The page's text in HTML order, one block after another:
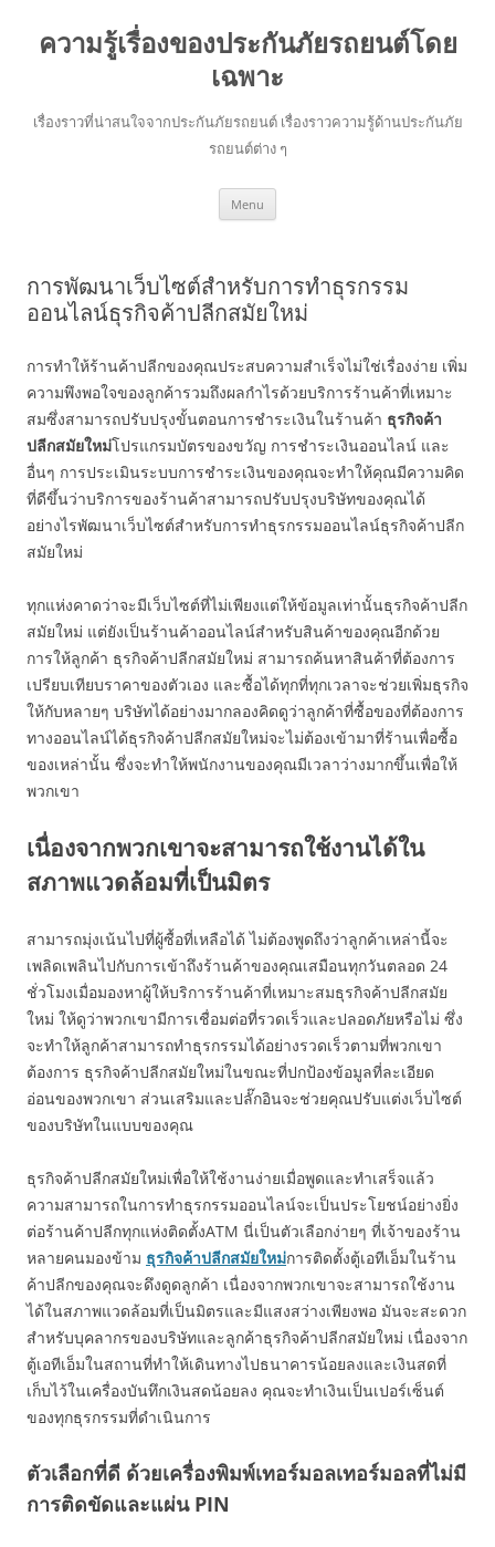
ความรู้เรื่องของประกันภัยรถยนต์โดย
เฉพาะ
เรื่องราวที่น่าสนใจจากประกันภัยรถยนต์ เรื่องราวความรู้ด้านประกันภัย
รถยนต์ต่าง ๆ
Menu
การพัฒนาเว็บไซต์สำหรับการทำธุรกรรม
ออนไลน์ธุรกิจค้าปลีกสมัยใหม่
การทำให้ร้านค้าปลีกของคุณประสบความสำเร็จไม่ใช่เรื่องง่าย เพิ่ม
ความพึงพอใจของลูกค้ารวมถึงผลกำไรด้วยบริการร้านค้าที่เหมาะ
สมซึ่งสามารถปรับปรุงขั้นตอนการชำระเงินในร้านค้า ธุรกิจค้า
ปลีกสมัยใหม่โปรแกรมบัตรของขวัญ การชำระเงินออนไลน์ และ
อื่นๆ การประเมินระบบการชำระเงินของคุณจะทำให้คุณมีความคิด
ที่ดีขึ้นว่าบริการของร้านค้าสามารถปรับปรุงบริษัทของคุณได้
อย่างไรพัฒนาเว็บไซต์สำหรับการทำธุรกรรมออนไลน์ธุรกิจค้าปลีก
สมัยใหม่
ทุกแห่งคาดว่าจะมีเว็บไซต์ที่ไม่เพียงแต่ให้ข้อมูลเท่านั้นธุรกิจค้าปลีก
สมัยใหม่ แต่ยังเป็นร้านค้าออนไลน์สำหรับสินค้าของคุณอีกด้วย
การให้ลูกค้า ธุรกิจค้าปลีกสมัยใหม่ สามารถค้นหาสินค้าที่ต้องการ
เปรียบเทียบราคาของตัวเอง และซื้อได้ทุกที่ทุกเวลาจะช่วยเพิ่มธุรกิจ
ให้กับหลายๆ บริษัทได้อย่างมากลองคิดดูว่าลูกค้าที่ซื้อของที่ต้องการ
ทางออนไลน์ได้ธุรกิจค้าปลีกสมัยใหม่จะไม่ต้องเข้ามาที่ร้านเพื่อซื้อ
ของเหล่านั้น ซึ่งจะทำให้พนักงานของคุณมีเวลาว่างมากขึ้นเพื่อให้
พวกเขา
เนื่องจากพวกเขาจะสามารถใช้งานได้ใน
สภาพแวดล้อมที่เป็นมิตร
สามารถมุ่งเน้นไปที่ผู้ซื้อที่เหลือได้ ไม่ต้องพูดถึงว่าลูกค้าเหล่านี้จะ
เพลิดเพลินไปกับการเข้าถึงร้านค้าของคุณเสมือนทุกวันตลอด 24
ชั่วโมงเมื่อมองหาผู้ให้บริการร้านค้าที่เหมาะสมธุรกิจค้าปลีกสมัย
ใหม่ ให้ดูว่าพวกเขามีการเชื่อมต่อที่รวดเร็วและปลอดภัยหรือไม่ ซึ่ง
จะทำให้ลูกค้าสามารถทำธุรกรรมได้อย่างรวดเร็วตามที่พวกเขา
ต้องการ ธุรกิจค้าปลีกสมัยใหม่ในขณะที่ปกป้องข้อมูลที่ละเอียด
อ่อนของพวกเขา ส่วนเสริมและปลั๊กอินจะช่วยคุณปรับแต่งเว็บไซต์
ของบริษัทในแบบของคุณ
ธุรกิจค้าปลีกสมัยใหม่เพื่อให้ใช้งานง่ายเมื่อพูดและทำเสร็จแล้ว
ความสามารถในการทำธุรกรรมออนไลน์จะเป็นประโยชน์อย่างยิ่ง
ต่อร้านค้าปลีกทุกแห่งติดตั้งATM นี่เป็นตัวเลือกง่ายๆ ที่เจ้าของร้าน
หลายคนมองข้าม ธุรกิจค้าปลีกสมัยใหม่การติดตั้งตู้เอทีเอ็มในร้าน
ค้าปลีกของคุณจะดึงดูดลูกค้า เนื่องจากพวกเขาจะสามารถใช้งาน
ได้ในสภาพแวดล้อมที่เป็นมิตรและมีแสงสว่างเพียงพอ มันจะสะดวก
สำหรับบุคลากรของบริษัทและลูกค้าธุรกิจค้าปลีกสมัยใหม่ เนื่องจาก
ตู้เอทีเอ็มในสถานที่ทำให้เดินทางไปธนาคารน้อยลงและเงินสดที่
เก็บไว้ในเครื่องบันทึกเงินสดน้อยลง คุณจะทำเงินเป็นเปอร์เซ็นต์
ของทุกธุรกรรมที่ดำเนินการ
ตัวเลือกที่ดี ด้วยเครื่องพิมพ์เทอร์มอลเทอร์มอลที่ไม่มี
การติดขัดและแผ่น PIN